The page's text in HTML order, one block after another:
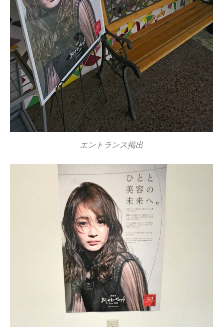
エントランス掲出